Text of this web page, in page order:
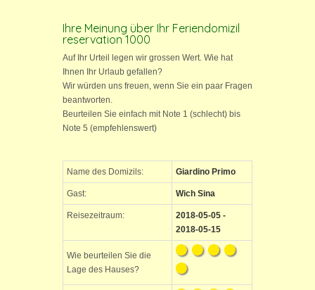
Ihre Meinung über Ihr Feriendomizil
reservation 1000
Auf Ihr Urteil legen wir grossen Wert. Wie hat
Ihnen Ihr Urlaub gefallen?
Wir würden uns freuen, wenn Sie ein paar Fragen
beantworten.
Beurteilen Sie einfach mit Note 1 (schlecht) bis
Note 5 (empfehlenswert)
Name des Domizils: Giardino Primo
Gast: Wich Sina
Reisezeitraum:
2018-05-05 -
2018-05-15
Wie beurteilen Sie die
Lage des Hauses?